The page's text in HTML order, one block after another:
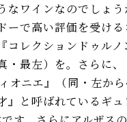
なワインなのでしょう
ーで高い評価を受ける
コレクションドゥルノ
・最左）を。さらに
オニエ』（同・左から
』と呼ばれているギ